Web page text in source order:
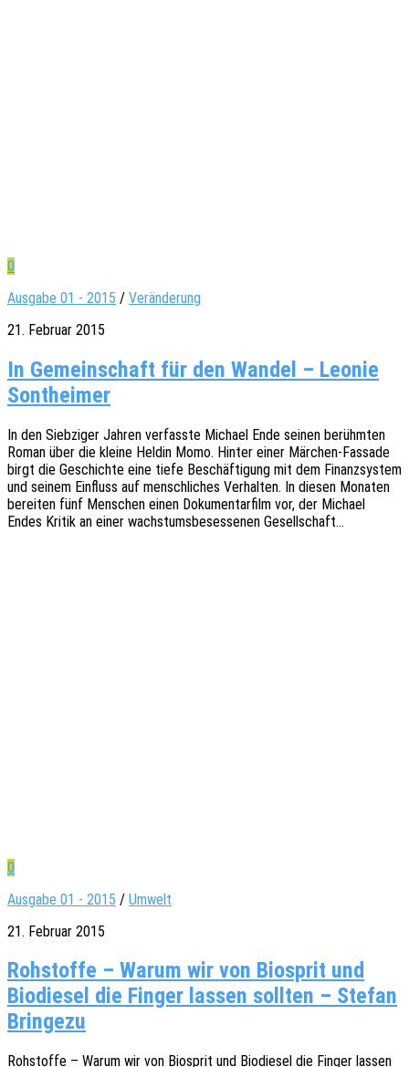
0
Ausgabe 01 - 2015 / Veränderung
21. Februar 2015
In Gemeinschaft für den Wandel – Leonie
Sontheimer
In den Sieb­zi­ger Jahren verfass­te Micha­el Ende seinen berühm­ten
Roman über die kleine Heldin Momo. Hinter einer Märchen-Fassa­­de
birgt die Geschich­te eine tiefe Beschäf­ti­gung mit dem Finanz­sys­tem
und seinem Einfluss auf mensch­li­ches Verhal­ten. In diesen Mona­ten
berei­ten fünf Menschen einen Doku­men­tar­film vor, der Micha­el
Endes Kritik an einer wachs­tums­be­ses­se­nen Gesellschaft…
0
Ausgabe 01 - 2015 / Umwelt
21. Februar 2015
Rohstoffe – Warum wir von Biosprit und
Biodiesel die Finger lassen sollten – Stefan
Bringezu
Rohstof­fe – Warum wir von Biosprit und Biodie­sel die Finger lassen